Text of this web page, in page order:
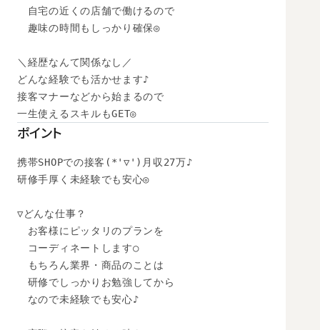
自宅の近くの店舗で働けるので
趣味の時間もしっかり確保◎
＼経歴なんて関係なし／
どんな経験でも活かせます♪
接客マナーなどから始まるので
一生使えるスキルもGET◎
ポイント
携帯SHOPでの接客(*'▽')月収27万♪
研修手厚く未経験でも安心◎
▽どんな仕事？
お客様にピッタリのプランを
コーディネートします○
もちろん業界・商品のことは
研修でしっかりお勉強してから
なので未経験でも安心♪